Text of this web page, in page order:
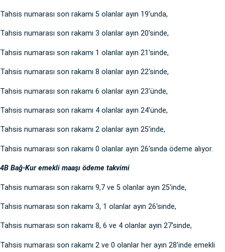
Tahsis numarası son rakamı 5 olanlar ayın 19'unda,
Tahsis numarası son rakamı 3 olanlar ayın 20'sinde,
Tahsis numarası son rakamı 1 olanlar ayın 21'sinde,
Tahsis numarası son rakamı 8 olanlar ayın 22'sinde,
Tahsis numarası son rakamı 6 olanlar ayın 23'ünde,
Tahsis numarası son rakamı 4 olanlar ayın 24'ünde,
Tahsis numarası son rakamı 2 olanlar ayın 25'inde,
Tahsis numarası son rakamı 0 olanlar ayın 26'sında ödeme alıyor.
4B Bağ-Kur emekli maaşı ödeme takvimi
Tahsis numarası son rakamı 9,7 ve 5 olanlar ayın 25'inde,
Tahsis numarası son rakamı 3, 1 olanlar ayın 26'sınde,
Tahsis numarası son rakamı 8, 6 ve 4 olanlar ayın 27'sinde,
Tahsis numarası son rakamı 2 ve 0 olanlar her ayın 28'inde emekli